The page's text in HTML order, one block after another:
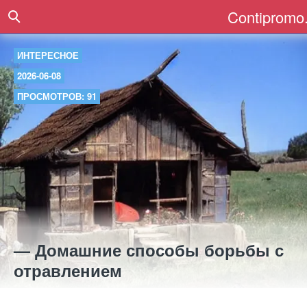
ИНТЕРЕСНОЕ
2026-06-08
ПРОСМОТРОВ: 91
— Домашние способы борьбы с
отравлением